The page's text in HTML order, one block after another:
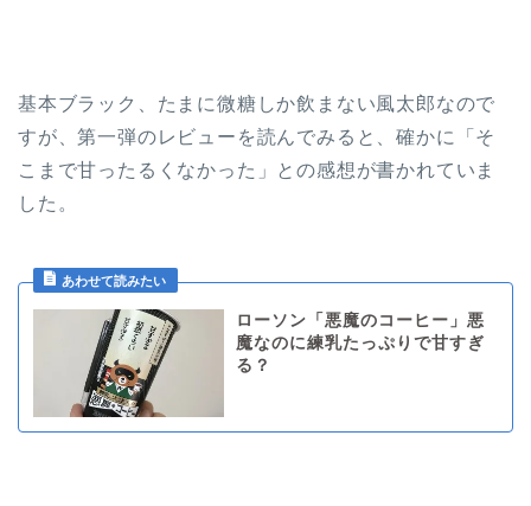
基本ブラック、たまに微糖しか飲まない風太郎なので
すが、第一弾のレビューを読んでみると、確かに「そ
こまで甘ったるくなかった」との感想が書かれていま
した。
ローソン「悪魔のコーヒー」悪
魔なのに練乳たっぷりで甘すぎ
る？